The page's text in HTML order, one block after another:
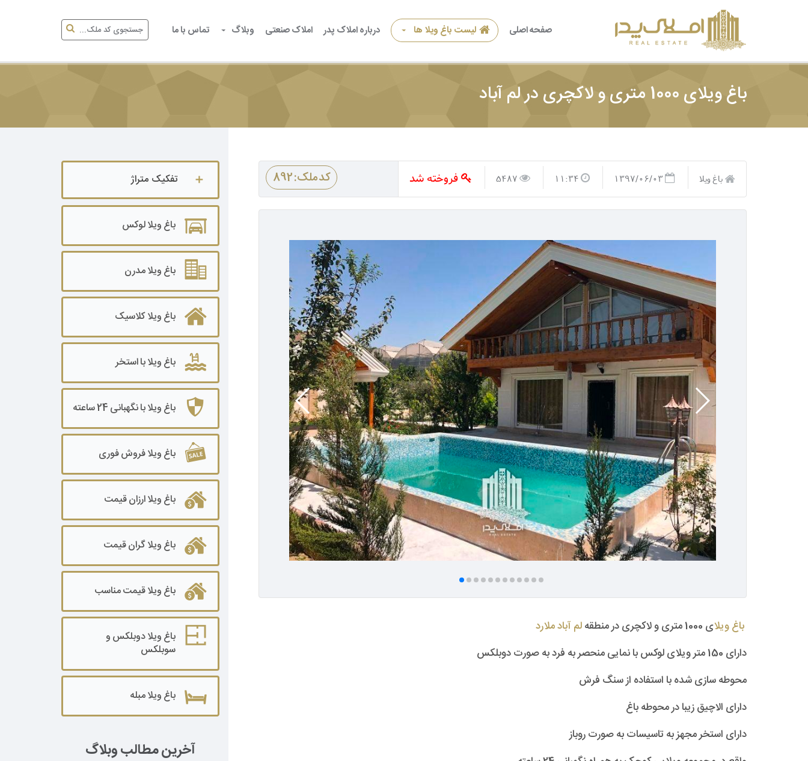
صفحه اصلی لیست باغ ویلا ها درباره املاک پدر املاک صنعتی وبلاگ تماس با ما
باغ ویلای 1000 متری و لاکچری در لم آباد
باغ ویلا فروخته شد کد ملک: 892
باغ ویلای 1000 متری و لاکچری در منطقه
لم آباد ملارد
دارای 150 متر ویلای لوکس با نمایی منحصر به فرد به صورت دوبلکس
محوطه سازی شده با استفاده از سنگ فرش
دارای الاچیق زیبا در محوطه باغ
دارای استخر مجهز به تاسیسات به صورت روباز
تفکیک متراژ
باغ ویلا ۵۰۰ تا ۱۰۰۰ متر
باغ ویلا ۱۰۰۰ تا ۲۰۰۰ متر
باغ ویلا ۲۰۰۰ تا ۳۰۰۰ متر
باغ ویلا۳۰۰۰ تا ۵۰۰۰ متر
باغ ویلا ۵۰۰۰ تا ۷۰۰۰ متر
باغ ویلا ۷۰۰۰ تا ۱۰۰۰۰ متر
باغ ویلا ۱۰۰۰۰ متر به بالا
باغ ویلا لوکس
باغ ویلا مدرن
باغ ویلا کلاسیک
باغ ویلا با استخر
باغ ویلا با نگهبانی 24 ساعته
باغ ویلا فروش فوری
باغ ویلا ارزان قیمت
باغ ویلا گران قیمت
باغ ویلا قیمت مناسب
باغ ویلا دوبلکس و
سوبلکس
باغ ویلا مبله
آخرین مطالب وبلاگ